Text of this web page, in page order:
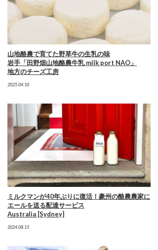
山地酪農で育てた野草牛の生乳の味
岩手「田野畑山地酪農牛乳 milk port NAO」
地方のチーズ工房
2025.04.10
ミルクマンが40年ぶりに復活！豪州の酪農農家に
エールを送る配達サービス
Australia [Sydney]
2024.08.15